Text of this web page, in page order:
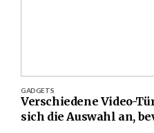
Verschiedene Video-
sich die Auswahl an,
GADGETS